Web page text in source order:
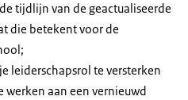
tijdlijn van de geactualiseerde
die betekent voor de
leiderschapsrol te versterken
werken aan een vernieuwd